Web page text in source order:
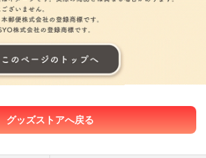
グッズストアへ戻る